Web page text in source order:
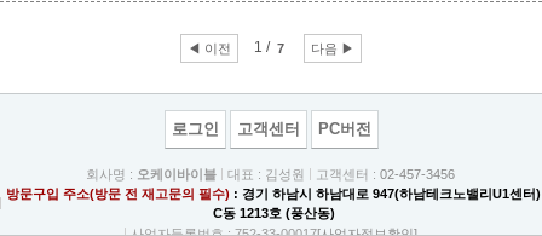
◀ 이전 1 / 7 다음 ▶
로그인 고객센터 PC버전
회사명 : 오케이바이블 대표 : 김성원 고객센터 : 02-457-3456
방문구입 주소(방문 전 재고문의 필수) : 경기 하남시 하남대로 947(하남테크노밸리U1센터)
C동 1213호 (풍산동)